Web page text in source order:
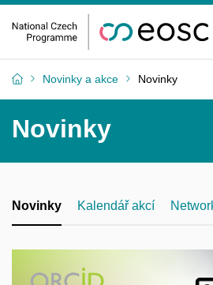
Novinky a akce Novinky
Novinky
Novinky Kalendář akcí